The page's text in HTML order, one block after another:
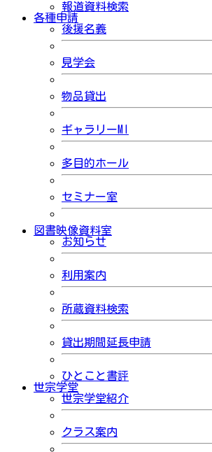
報道資料検索
各種申請
後援名義
見学会
物品貸出
ギャラリーMI
多目的ホール
セミナー室
図書映像資料室
お知らせ
利用案内
所蔵資料検索
貸出期間延長申請
ひとこと書評
世宗学堂
世宗学堂紹介
クラス案内